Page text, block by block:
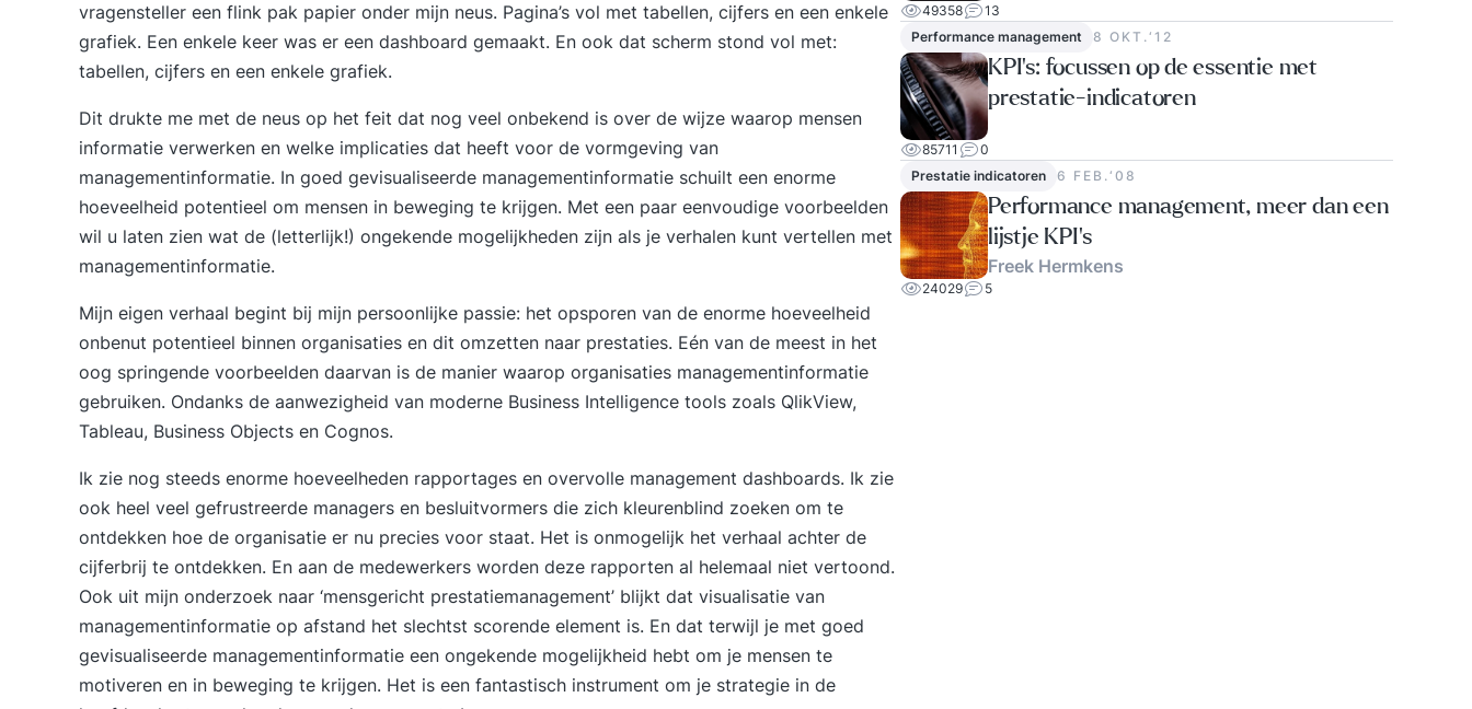
vragensteller een flink pak papier onder mijn neus. Pagina’s vol met tabellen, cijfers en een enkele
grafiek. Een enkele keer was er een dashboard gemaakt. En ook dat scherm stond vol met:
tabellen, cijfers en een enkele grafiek.
Dit drukte me met de neus op het feit dat nog veel onbekend is over de wijze waarop mensen
informatie verwerken en welke implicaties dat heeft voor de vormgeving van
managementinformatie. In goed gevisualiseerde managementinformatie schuilt een enorme
hoeveelheid potentieel om mensen in beweging te krijgen. Met een paar eenvoudige voorbeelden
wil u laten zien wat de (letterlijk!) ongekende mogelijkheden zijn als je verhalen kunt vertellen met
managementinformatie.
Mijn eigen verhaal begint bij mijn persoonlijke passie: het opsporen van de enorme hoeveelheid
onbenut potentieel binnen organisaties en dit omzetten naar prestaties. Eén van de meest in het
oog springende voorbeelden daarvan is de manier waarop organisaties managementinformatie
gebruiken. Ondanks de aanwezigheid van moderne Business Intelligence tools zoals QlikView,
Tableau, Business Objects en Cognos.
Ik zie nog steeds enorme hoeveelheden rapportages en overvolle management dashboards. Ik zie
ook heel veel gefrustreerde managers en besluitvormers die zich kleurenblind zoeken om te
ontdekken hoe de organisatie er nu precies voor staat. Het is onmogelijk het verhaal achter de
cijferbrij te ontdekken. En aan de medewerkers worden deze rapporten al helemaal niet vertoond.
Ook uit mijn onderzoek naar ‘mensgericht prestatiemanagement’ blijkt dat visualisatie van
managementinformatie op afstand het slechtst scorende element is. En dat terwijl je met goed
gevisualiseerde managementinformatie een ongekende mogelijkheid hebt om je mensen te
motiveren en in beweging te krijgen. Het is een fantastisch instrument om je strategie in de
49358
13
Performance management
8 OKT.‘12
KPI's: focussen op de essentie met
prestatie-indicatoren
85711
0
Prestatie indicatoren
6 FEB.‘08
Performance management, meer dan een
lijstje KPI’s
Freek Hermkens
24029 5